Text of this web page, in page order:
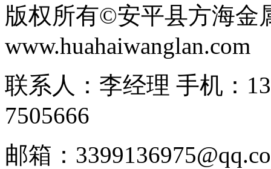
版权所有©安平县方海金
www.huahaiwanglan.com
联系人：李经理 手机：
7505666
邮箱：